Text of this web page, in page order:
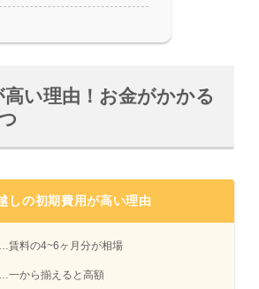
い理由！お金がかかる
しの初期費用が高い理由
賃料の4~6ヶ月分が相場
一から揃えると高額